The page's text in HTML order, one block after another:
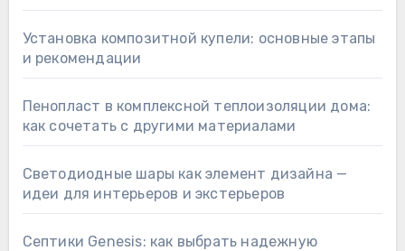
Установка композитной купели: основные этапы
и рекомендации
Пенопласт в комплексной теплоизоляции дома:
как сочетать с другими материалами
Светодиодные шары как элемент дизайна —
идеи для интерьеров и экстерьеров
Септики Genesis: как выбрать надежную